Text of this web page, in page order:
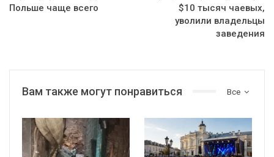
Польше чаще всего
$10 тысяч чаевых,
уволили владельцы
заведения
Все
Вам также могут понравиться